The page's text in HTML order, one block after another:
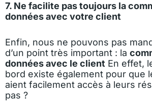
7. Ne facilite pas toujours la
données avec votre client
Enfin, nous ne pouvons pas
d’un point très important : la
données avec le client En effet,
bord existe également pour que
aient facilement accès à leurs
pas ?